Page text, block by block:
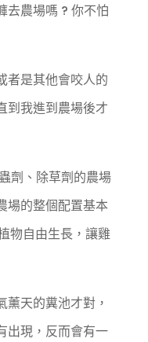
去農場嗎 ? 你不怕
者是其他會咬人的
到我進到農場後才
劑、除草劑的農場
場的整個配置基本
物自由生長，讓雞
天的糞池才對，
出現，反而會有一